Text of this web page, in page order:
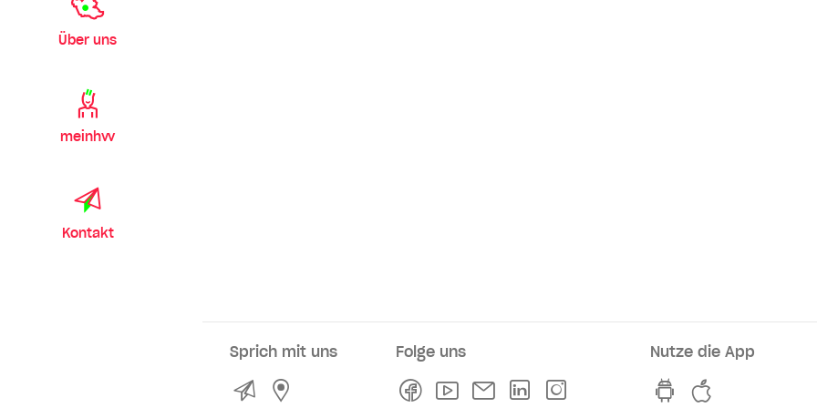
Über uns
meinhvv
Kontakt
Sprich mit uns
KontaktService- und Verkaufsstellen
Folge uns
FacebookYoutubeNewsletterLinkedln
Nutze die App
hvv switch App